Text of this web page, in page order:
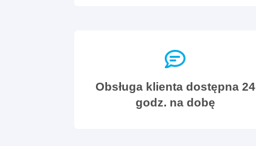
Obsługa klienta dostępna 24
godz. na dobę